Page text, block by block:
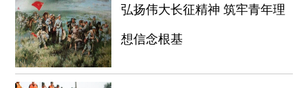
弘扬伟大长征精神 筑牢青年理
想信念根基